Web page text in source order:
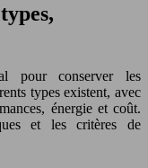
pour conserver les
types existent, avec
énergie et coût.
et les critères de